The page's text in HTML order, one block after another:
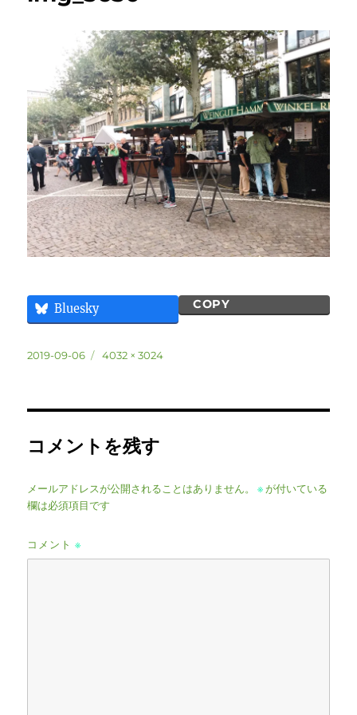
Bluesky COPY
投
2019-09-06
フ
4032 × 3024
コメントを残す
メールアドレスが公開されることはありません。 ※が付いている
欄は必須項目です
コメント※